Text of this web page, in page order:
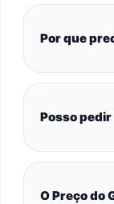
Por que
Posso
O Preço do